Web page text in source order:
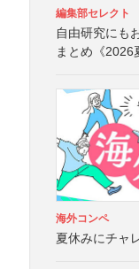
編集部セレクト
自由研究にも
まとめ《2026
海外コンペ
夏休みにチャ